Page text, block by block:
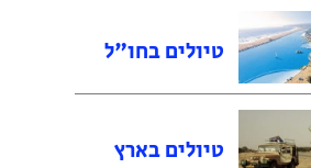
טיולים בחו"ל
טיולים בארץ